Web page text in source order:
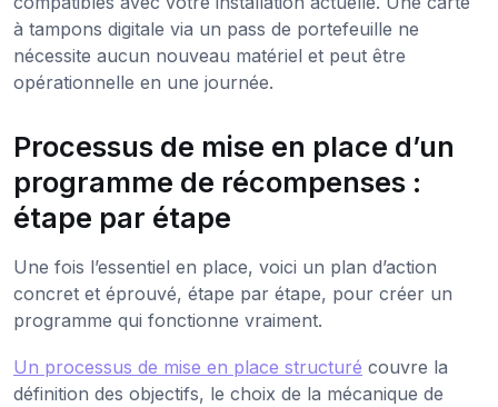
à tampons digitale via un pass de portefeuille ne
nécessite aucun nouveau matériel et peut être
opérationnelle en une journée.
Processus de mise en place d’un
programme de récompenses :
étape par étape
Une fois l’essentiel en place, voici un plan d’action
concret et éprouvé, étape par étape, pour créer un
programme qui fonctionne vraiment.
Un processus de mise en place structuré couvre la
définition des objectifs, le choix de la mécanique de